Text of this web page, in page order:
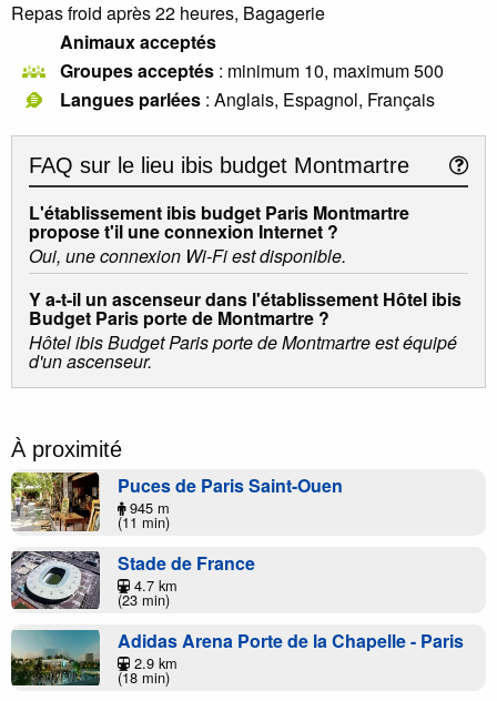
Repas froid après 22 heures, Bagagerie
Animaux acceptés
Groupes acceptés : minimum 10, maximum 500
Langues parlées : Anglais, Espagnol, Français
FAQ sur le lieu ibis budget Montmartre
L'établissement ibis budget Paris Montmartre
propose t'il une connexion Internet ?
Oui, une connexion Wi-Fi est disponible.
Y a-t-il un ascenseur dans l'établissement Hôtel ibis
Budget Paris porte de Montmartre ?
Hôtel ibis Budget Paris porte de Montmartre est équipé
d'un ascenseur.
À proximité
Puces de Paris Saint-Ouen
945 m
(11 min)
Stade de France
4.7 km
(23 min)
Adidas Arena Porte de la Chapelle - Paris
2.9 km
(18 min)